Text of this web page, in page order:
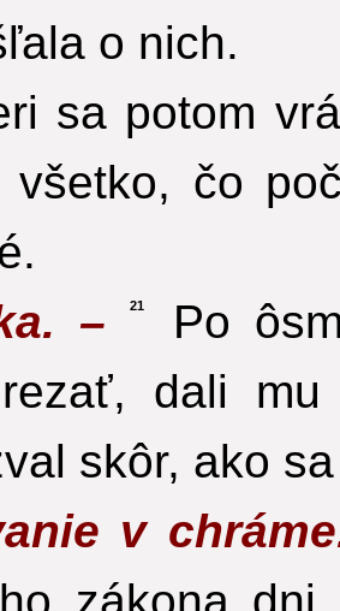
o nich.
sa potom
všetko, čo
–21
Po
dali
skôr, ako
v